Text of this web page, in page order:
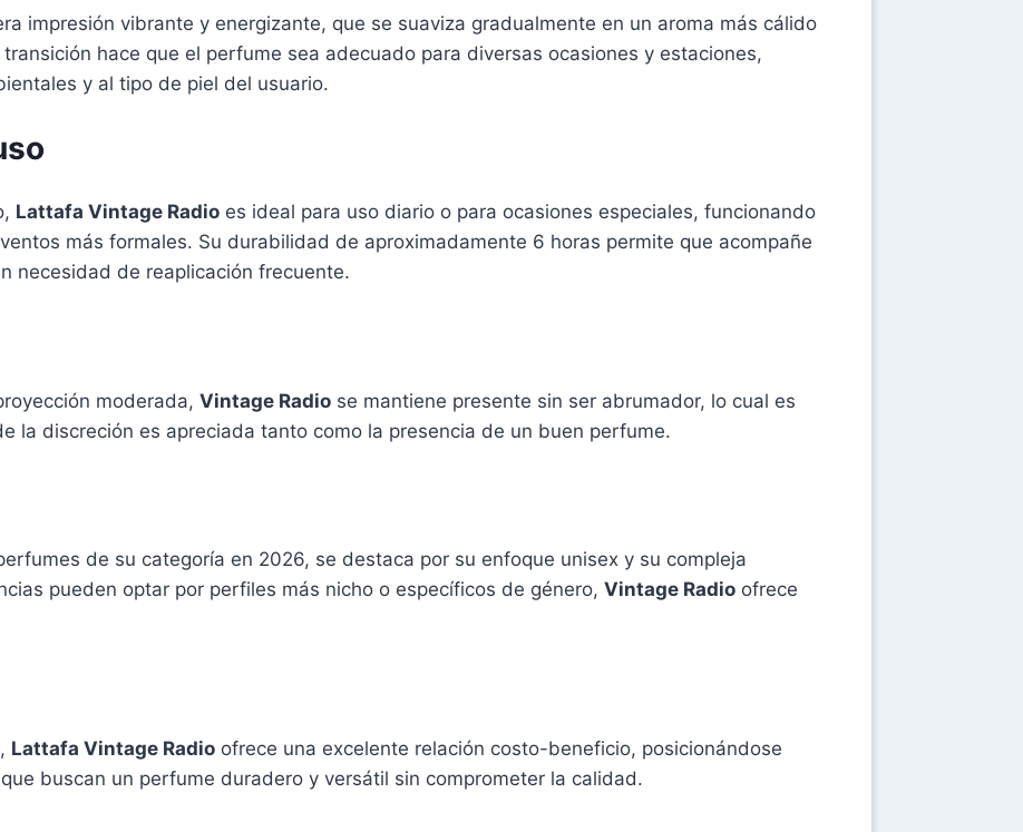
impresión vibrante y energizante, que se suaviza gradualmente en un aroma más cálido
hace que el perfume sea adecuado para diversas ocasiones y estaciones,
y al tipo de piel del usuario.
Lattafa Vintage Radio es ideal para uso diario o para ocasiones especiales, funcionando
más formales. Su durabilidad de aproximadamente 6 horas permite que acompañe
necesidad de reaplicación frecuente.
moderada, Vintage Radio se mantiene presente sin ser abrumador, lo cual es
la discreción es apreciada tanto como la presencia de un buen perfume.
de su categoría en 2026, se destaca por su enfoque unisex y su compleja
pueden optar por perfiles más nicho o específicos de género, Vintage Radio ofrece
Lattafa Vintage Radio ofrece una excelente relación costo-beneficio, posicionándose
buscan un perfume duradero y versátil sin comprometer la calidad.